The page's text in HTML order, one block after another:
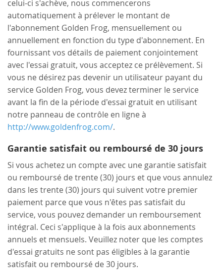
celui-ci s'achève, nous commencerons
automatiquement à prélever le montant de
l'abonnement Golden Frog, mensuellement ou
annuellement en fonction du type d'abonnement. En
fournissant vos détails de paiement conjointement
avec l'essai gratuit, vous acceptez ce prélèvement. Si
vous ne désirez pas devenir un utilisateur payant du
service Golden Frog, vous devez terminer le service
avant la fin de la période d'essai gratuit en utilisant
notre panneau de contrôle en ligne à
http://www.goldenfrog.com/.
Garantie satisfait ou remboursé de 30 jours
Si vous achetez un compte avec une garantie satisfait
ou remboursé de trente (30) jours et que vous annulez
dans les trente (30) jours qui suivent votre premier
paiement parce que vous n'êtes pas satisfait du
service, vous pouvez demander un remboursement
intégral. Ceci s'applique à la fois aux abonnements
annuels et mensuels. Veuillez noter que les comptes
d'essai gratuits ne sont pas éligibles à la garantie
satisfait ou remboursé de 30 jours.